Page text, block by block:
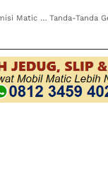
Jangan Biarkan Transmisi Matic Menghambat! Kunjungi Bengkel Toyota di Surabaya